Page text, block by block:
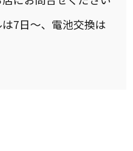
7日〜、電池交換は